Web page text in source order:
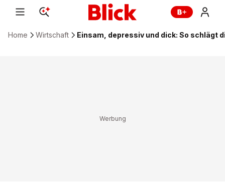
Home Wirtschaft Einsam, depressiv und dick: So schlägt